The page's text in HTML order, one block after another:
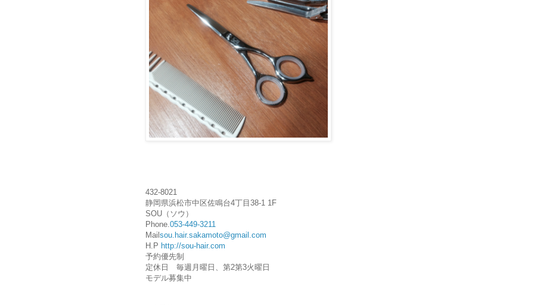
432-8021
静岡県浜松市中区佐鳴台4丁目38-1 1F
SOU（ソウ）
Phone.053-449-3211
Mail sou.hair.sakamoto@gmail.com
H.P http://sou-hair.com
予約優先制
定休日 毎週月曜日、第2第3火曜日
モデル募集中